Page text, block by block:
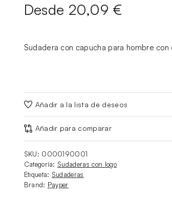
Desde 20,09 €
Sudadera con capucha para hombre
Añadir a la lista de deseos
Añadir para comparar
SKU: 0000190001
Categoría: Sudaderas con logo
Etiqueta: Sudaderas
Brand: Payper